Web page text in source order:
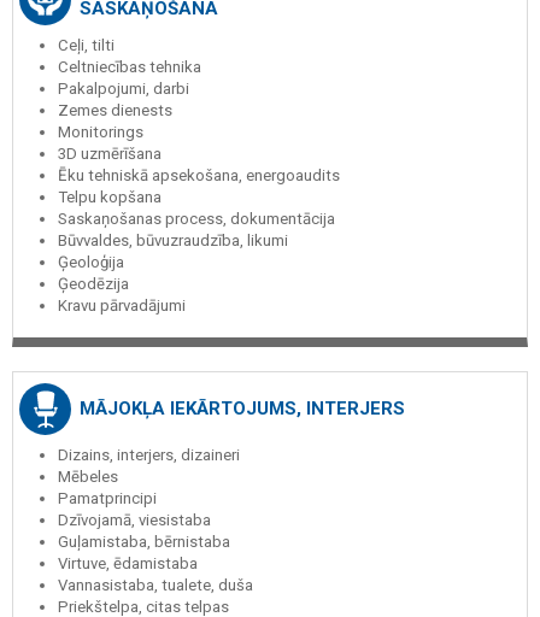
SASKAŅOŠANA
Ceļi, tilti
Celtniecības tehnika
Pakalpojumi, darbi
Zemes dienests
Monitorings
3D uzmērīšana
Ēku tehniskā apsekošana, energoaudits
Telpu kopšana
Saskaņošanas process, dokumentācija
Būvvaldes, būvuzraudzība, likumi
Ģeoloģija
Ģeodēzija
Kravu pārvadājumi
MĀJOKĻA IEKĀRTOJUMS, INTERJERS
Dizains, interjers, dizaineri
Mēbeles
Pamatprincipi
Dzīvojamā, viesistaba
Guļamistaba, bērnistaba
Virtuve, ēdamistaba
Vannasistaba, tualete, duša
Priekštelpa, citas telpas